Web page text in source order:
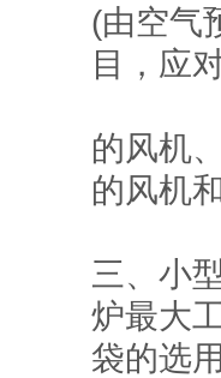
(由空气
目，应
的风机
的风机
三、小
炉最大
袋的选